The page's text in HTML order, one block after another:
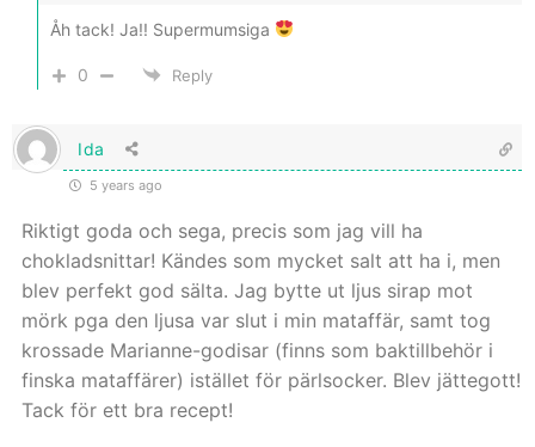
Åh tack! Ja!! Supermumsiga
0 Reply
Ida
5 years ago
Riktigt goda och sega, precis som jag vill ha
chokladsnittar! Kändes som mycket salt att ha i, men
blev perfekt god sälta. Jag bytte ut ljus sirap mot
mörk pga den ljusa var slut i min mataffär, samt tog
krossade Marianne-godisar (finns som baktillbehör i
finska mataffärer) istället för pärlsocker. Blev jättegott!
Tack för ett bra recept!